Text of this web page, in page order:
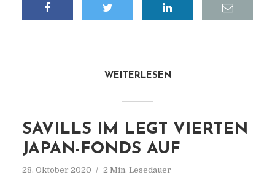
WEITERLESEN
SAVILLS IM LEGT VIERTEN
JAPAN-FONDS AUF
28. Oktober 2020 2 Min. Lesedauer